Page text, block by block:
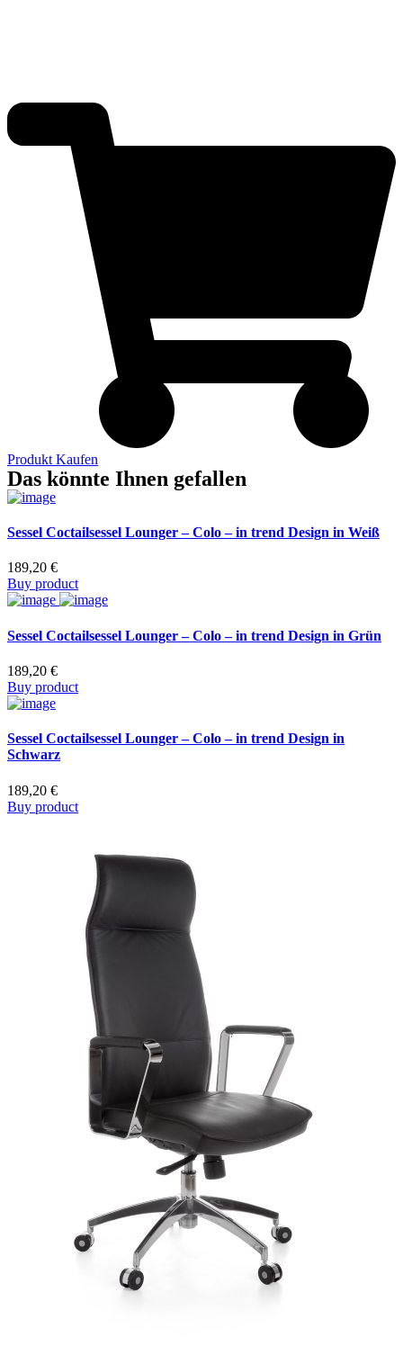
Produkt Kaufen
Das könnte Ihnen gefallen
Sessel Coctailsessel Lounger – Colo – in trend Design in Weiß
189,20 €
Buy product
Sessel Coctailsessel Lounger – Colo – in trend Design in Grün
189,20 €
Buy product
Sessel Coctailsessel Lounger – Colo – in trend Design in
Schwarz
189,20 €
Buy product